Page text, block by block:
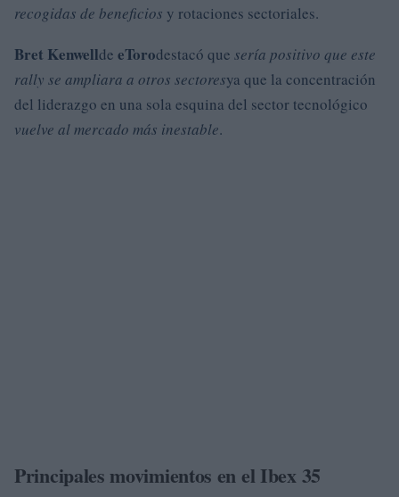
recogidas de beneficios y rotaciones sectoriales.
Bret Kenwellde eTorodestacó que sería positivo que este
rally se ampliara a otros sectoresya que la concentración
del liderazgo en una sola esquina del sector tecnológico
vuelve al mercado más inestable.
Principales movimientos en el Ibex 35